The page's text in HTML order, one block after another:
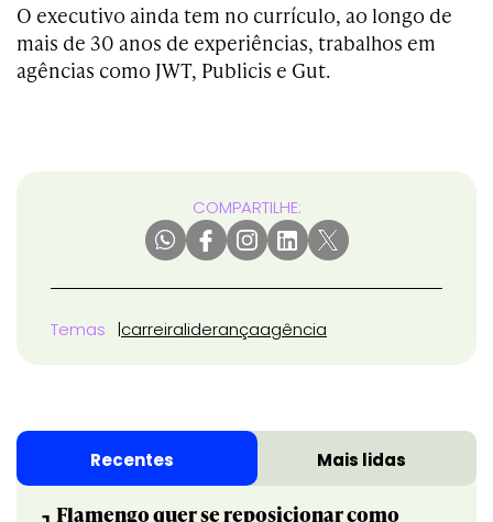
O executivo ainda tem no currículo, ao longo de
mais de 30 anos de experiências, trabalhos em
agências como JWT, Publicis e Gut.
COMPARTILHE:
Temas carreiraliderançaagência
Recentes Mais lidas
Flamengo quer se reposicionar como